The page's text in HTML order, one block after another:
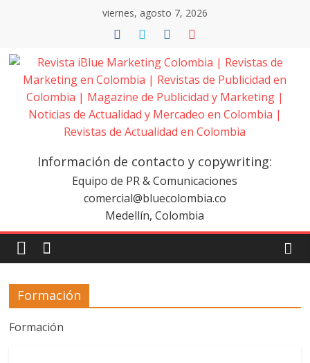
viernes, agosto 7, 2026
Revista
iBlue
Marketing
Colombia
|
Revistas
Información de contacto y copywriting:
Equipo de PR & Comunicaciones
comercial@bluecolombia.co
Medellín, Colombia
Formación
Formación